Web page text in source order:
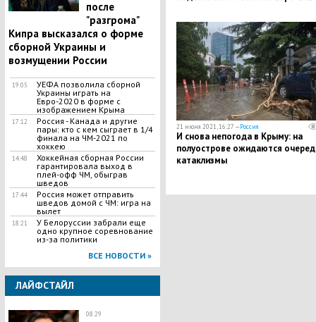
после
"разгрома"
Кипра высказался о форме
сборной Украины и
возмущении России
19:05
УЕФА позволила сборной
Украины играть на
Евро-2020 в форме с
изображением Крыма
17:12
Россия - Канада и другие
пары: кто с кем сыграет в 1/4
финала на ЧМ-2021 по
хоккею
14:48
Хоккейная сборная России
гарантировала выход в
плей-офф ЧМ, обыграв
шведов
17:44
Россия может отправить
шведов домой с ЧМ: игра на
вылет
18:21
У Белоруссии забрали еще
одно крупное соревнование
из-за политики
ВСЕ НОВОСТИ »
ЛАЙФСТАЙЛ
08:29
21 июня 2021, 16:27 —Россия
И снова непогода в Крыму: на
полуострове ожидаются
катаклизмы